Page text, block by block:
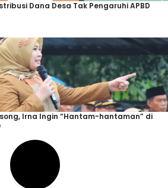
Dana Desa Tak Pengaruhi APBD
Irna Ingin “Hantam-hantaman” di